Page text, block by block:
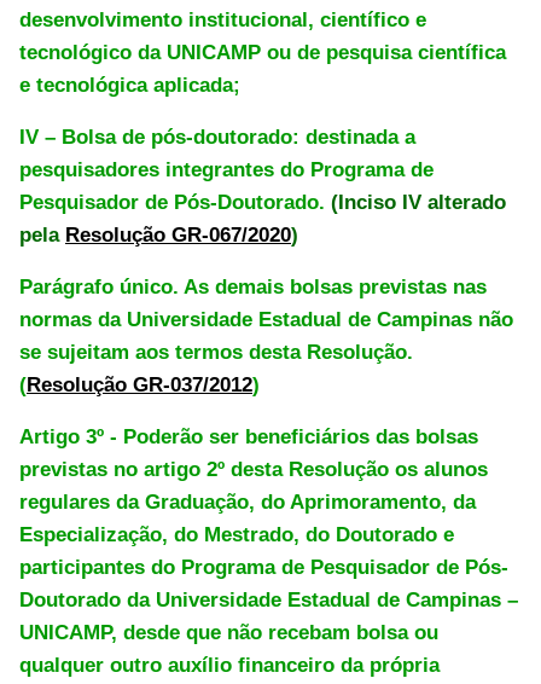
desenvolvimento institucional, científico e
tecnológico da UNICAMP ou de pesquisa científica
e tecnológica aplicada;
IV – Bolsa de pós-doutorado: destinada a
pesquisadores integrantes do Programa de
Pesquisador de Pós-Doutorado. (Inciso IV alterado
pela Resolução GR-067/2020)
Parágrafo único. As demais bolsas previstas nas
normas da Universidade Estadual de Campinas não
se sujeitam aos termos desta Resolução.
(Resolução GR-037/2012)
Artigo 3º - Poderão ser beneficiários das bolsas
previstas no artigo 2º desta Resolução os alunos
regulares da Graduação, do Aprimoramento, da
Especialização, do Mestrado, do Doutorado e
participantes do Programa de Pesquisador de Pós-
Doutorado da Universidade Estadual de Campinas –
UNICAMP, desde que não recebam bolsa ou
qualquer outro auxílio financeiro da própria